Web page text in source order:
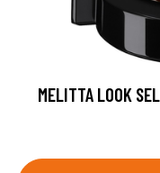
MELITTA LOOK